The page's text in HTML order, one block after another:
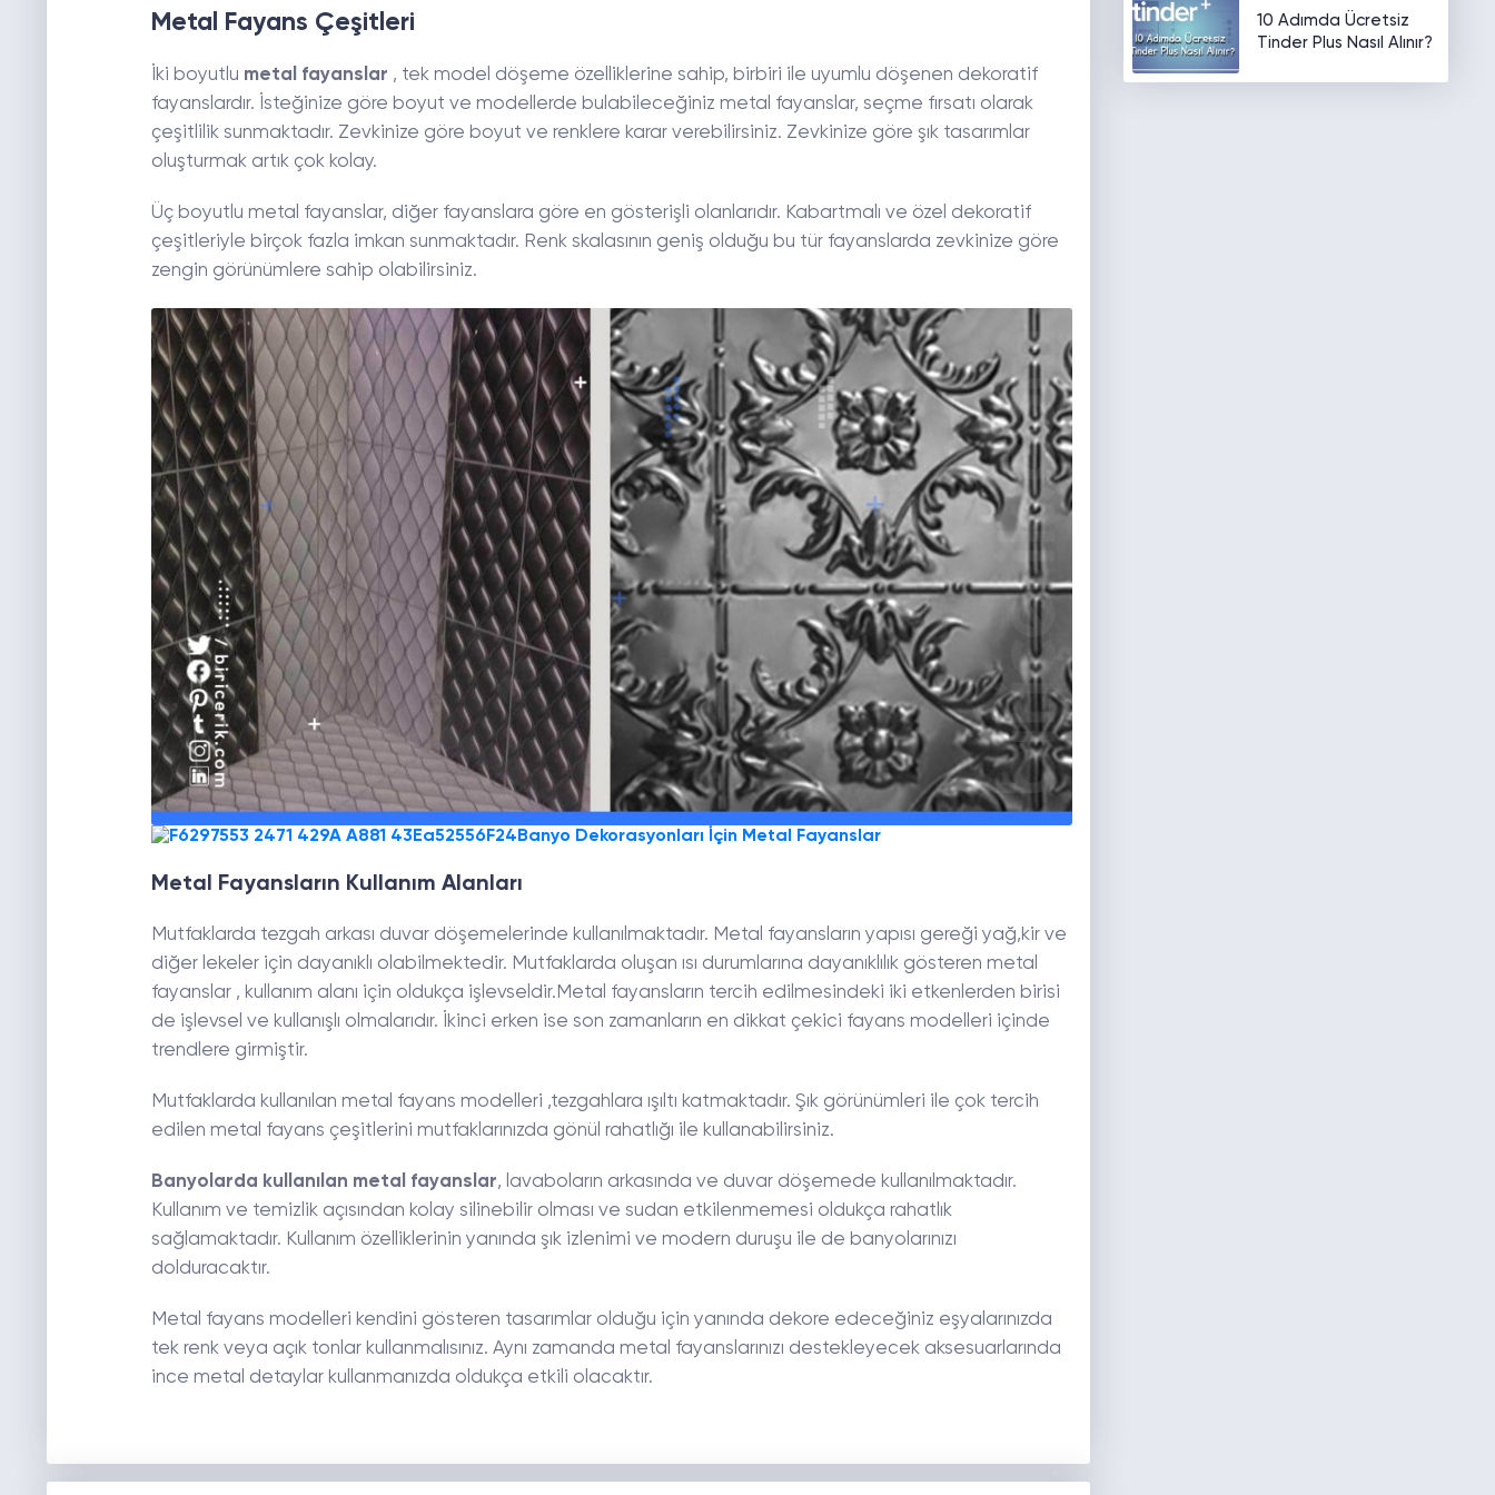
Metal Fayans Çeşitleri
İki boyutlu metal fayanslar , tek model döşeme özelliklerine sahip, birbiri ile uyumlu döşenen dekoratif
fayanslardır. İsteğinize göre boyut ve modellerde bulabileceğiniz metal fayanslar, seçme fırsatı olarak
çeşitlilik sunmaktadır. Zevkinize göre boyut ve renklere karar verebilirsiniz. Zevkinize göre şık tasarımlar
oluşturmak artık çok kolay.
Üç boyutlu metal fayanslar, diğer fayanslara göre en gösterişli olanlarıdır. Kabartmalı ve özel dekoratif
çeşitleriyle birçok fazla imkan sunmaktadır. Renk skalasının geniş olduğu bu tür fayanslarda zevkinize göre
zengin görünümlere sahip olabilirsiniz.
Banyo Dekorasyonları İçin Metal Fayanslar
Metal Fayansların Kullanım Alanları
Mutfaklarda tezgah arkası duvar döşemelerinde kullanılmaktadır. Metal fayansların yapısı gereği yağ,kir ve
diğer lekeler için dayanıklı olabilmektedir. Mutfaklarda oluşan ısı durumlarına dayanıklılık gösteren metal
fayanslar , kullanım alanı için oldukça işlevseldir.Metal fayansların tercih edilmesindeki iki etkenlerden birisi
de işlevsel ve kullanışlı olmalarıdır. İkinci erken ise son zamanların en dikkat çekici fayans modelleri içinde
trendlere girmiştir.
Mutfaklarda kullanılan metal fayans modelleri ,tezgahlara ışıltı katmaktadır. Şık görünümleri ile çok tercih
edilen metal fayans çeşitlerini mutfaklarınızda gönül rahatlığı ile kullanabilirsiniz.
Banyolarda kullanılan metal fayanslar, lavaboların arkasında ve duvar döşemede kullanılmaktadır.
Kullanım ve temizlik açısından kolay silinebilir olması ve sudan etkilenmemesi oldukça rahatlık
sağlamaktadır. Kullanım özelliklerinin yanında şık izlenimi ve modern duruşu ile de banyolarınızı
dolduracaktır.
Metal fayans modelleri kendini gösteren tasarımlar olduğu için yanında dekore edeceğiniz eşyalarınızda
tek renk veya açık tonlar kullanmalısınız. Aynı zamanda metal fayanslarınızı destekleyecek aksesuarlarında
ince metal detaylar kullanmanızda oldukça etkili olacaktır.
10 Adımda Ücretsiz
Tinder Plus Nasıl Alınır?